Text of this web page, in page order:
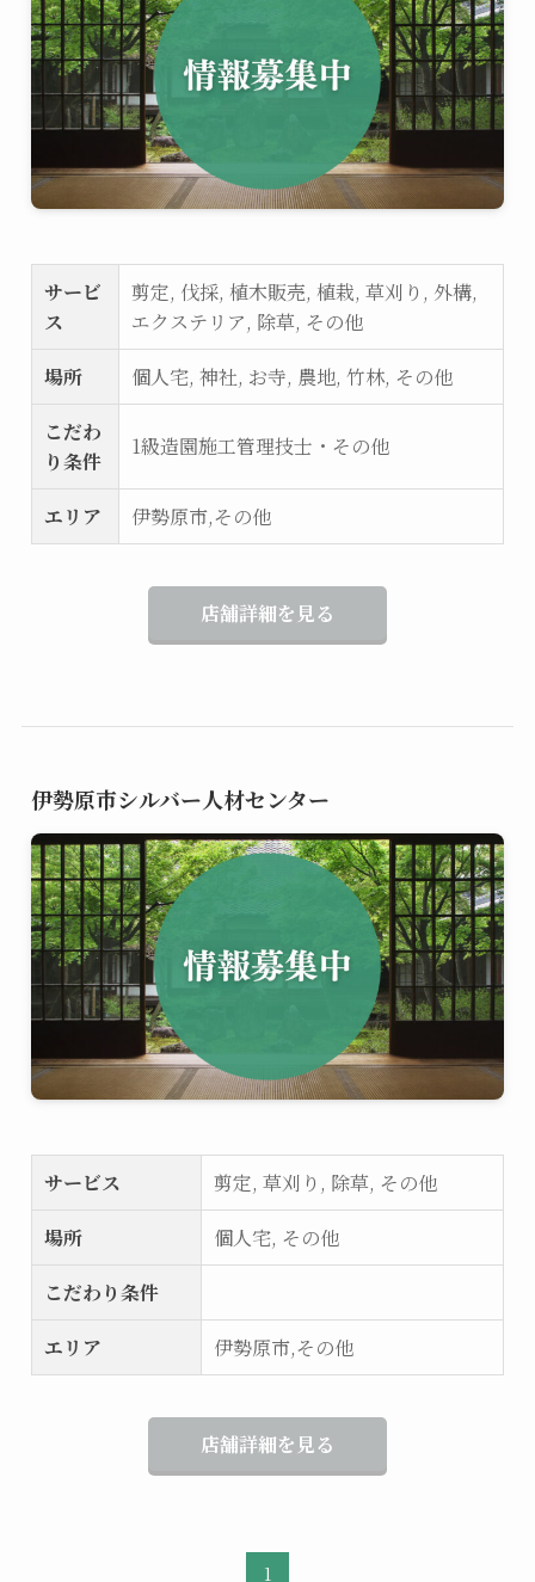
サービ
ス
剪定, 伐採, 植木販売, 植栽, 草刈り, 外構,
エクステリア, 除草, その他
場所
個人宅, 神社, お寺, 農地, 竹林, その他
こだわ
り条件
1級造園施工管理技士・その他
エリア 伊勢原市,その他
店舗詳細を見る
伊勢原市シルバー人材センター
サービス
剪定, 草刈り, 除草, その他
場所
個人宅, その他
こだわり条件
エリア
伊勢原市,その他
店舗詳細を見る
1